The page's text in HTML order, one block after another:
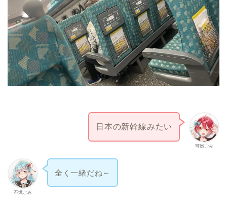
可燃ごみ
日本の新幹線みたい
不燃ごみ
全く一緒だね～